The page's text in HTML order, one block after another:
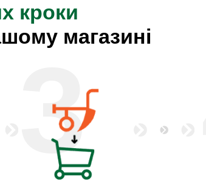
3
кроки
магазині